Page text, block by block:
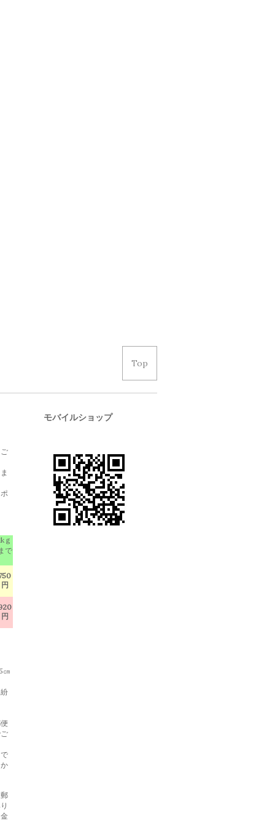
Top
ｇ
で
円
円
㎝
モバイルショップ